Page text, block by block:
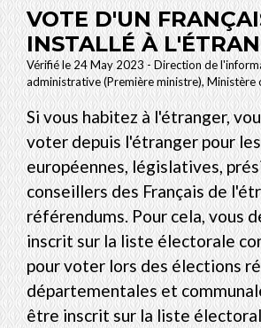
VOTE D'UN
INSTALLÉ À
Vérifié le 24 May 2023 - Direction de
administrative (Première ministre), Ministère
Si vous habitez à l'étranger,
voter depuis l'étranger pour
européennes, législatives,
conseillers des Français de
référendums. Pour cela, vous
inscrit sur la liste électorale
pour voter lors des élections
départementales et
être inscrit sur la liste